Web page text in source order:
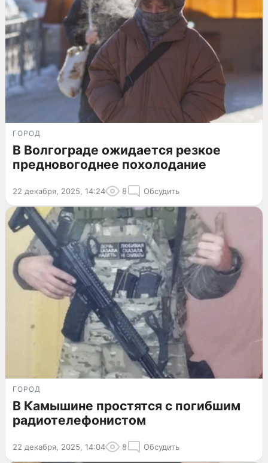
ГОРОД
В Волгограде ожидается резкое
предновогоднее похолодание
22 декабря, 2025, 14:24 8 Обсудить
ГОРОД
В Камышине простятся с погибшим
радиотелефонистом
22 декабря, 2025, 14:04 8 Обсудить